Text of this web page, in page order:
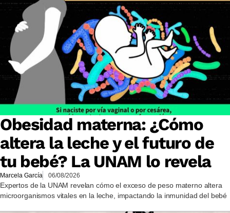
Obesidad materna: ¿Cómo
altera la leche y el futuro de
tu bebé? La UNAM lo revela
Marcela García 06/08/2026
Expertos de la UNAM revelan cómo el exceso de peso materno altera
microorganismos vitales en la leche, impactando la inmunidad del bebé